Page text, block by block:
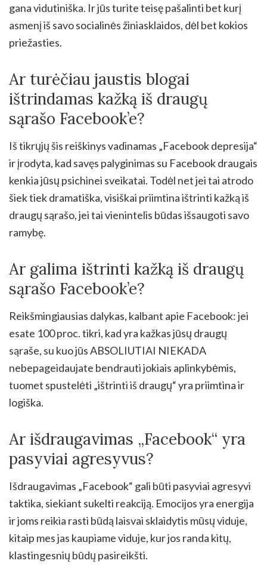
gana vidutiniška. Ir jūs turite teisę pašalinti bet kurį
asmenį iš savo socialinės žiniasklaidos, dėl bet kokios
priežasties.
Ar turėčiau jaustis blogai
ištrindamas kažką iš draugų
sąrašo Facebook’e?
Iš tikrųjų šis reiškinys vadinamas „Facebook depresija“
ir įrodyta, kad savęs palyginimas su Facebook draugais
kenkia jūsų psichinei sveikatai. Todėl net jei tai atrodo
šiek tiek dramatiška, visiškai priimtina ištrinti kažką iš
draugų sąrašo, jei tai vienintelis būdas išsaugoti savo
ramybę.
Ar galima ištrinti kažką iš draugų
sąrašo Facebook’e?
Reikšmingiausias dalykas, kalbant apie Facebook: jei
esate 100 proc. tikri, kad yra kažkas jūsų draugų
sąraše, su kuo jūs ABSOLIUTIAI NIEKADA
nebepageidaujate bendrauti jokiais aplinkybėmis,
tuomet spustelėti „ištrinti iš draugų“ yra priimtina ir
logiška.
Ar išdraugavimas „Facebook“ yra
pasyviai agresyvus?
Išdraugavimas „Facebook“ gali būti pasyviai agresyvi
taktika, siekiant sukelti reakciją. Emocijos yra energija
ir joms reikia rasti būdą laisvai sklaidytis mūsų viduje,
kitaip mes jas kaupiame viduje, kur jos randa kitų,
klastingesnių būdų pasireikšti.